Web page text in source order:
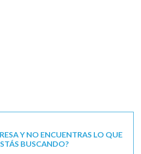
Y NO ENCUENTRAS LO QUE
BUSCANDO?